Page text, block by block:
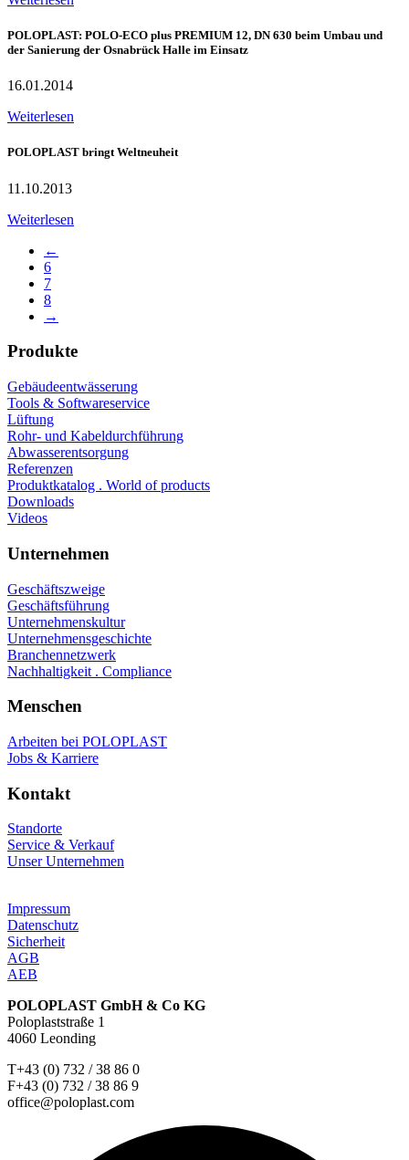
POLOPLAST: POLO-ECO plus PREMIUM 12, DN 630 beim Umbau und
der Sanierung der Osnabrück Halle im Einsatz
16.01.2014
Weiterlesen
POLOPLAST bringt Weltneuheit
11.10.2013
Weiterlesen
←
6
7
8
→
Produkte
Gebäudeentwässerung
Tools & Softwareservice
Lüftung
Rohr- und Kabeldurchführung
Abwasserentsorgung
Referenzen
Produktkatalog . World of products
Downloads
Videos
Unternehmen
Geschäftszweige
Geschäftsführung
Unternehmenskultur
Unternehmensgeschichte
Branchennetzwerk
Nachhaltigkeit . Compliance
Menschen
Arbeiten bei POLOPLAST
Jobs & Karriere
Kontakt
Standorte
Service & Verkauf
Unser Unternehmen
Impressum
Datenschutz
Sicherheit
AGB
AEB
POLOPLAST GmbH & Co KG
Poloplaststraße 1
4060 Leonding
T+43 (0) 732 / 38 86 0
F+43 (0) 732 / 38 86 9
office@poloplast.com